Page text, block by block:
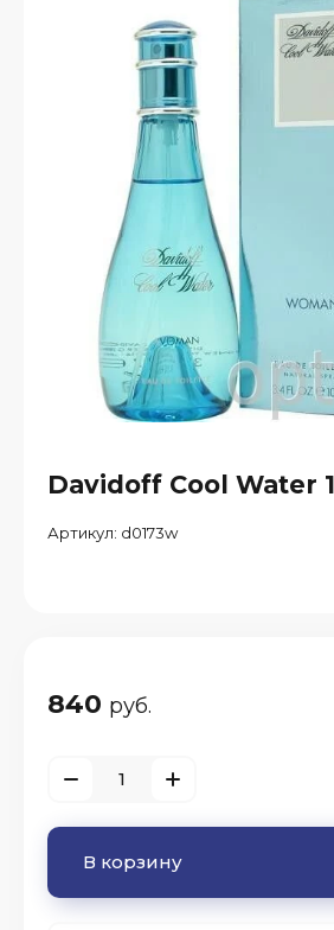
Davidoff Cool Water
Артикул: d0173w
840 руб.
В корзину